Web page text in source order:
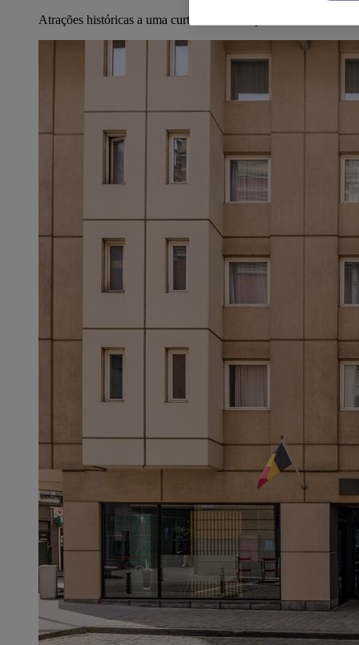
Atrações históricas a uma curta distância a pé.